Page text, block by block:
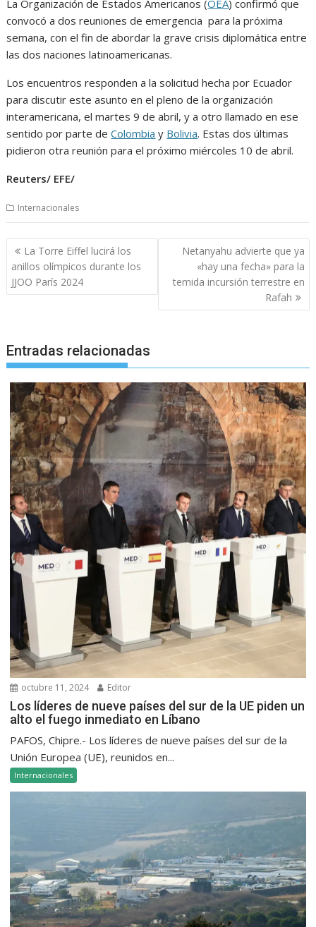
La Organización de Estados Americanos (OEA) confirmó que
convocó a dos reuniones de emergencia para la próxima
semana, con el fin de abordar la grave crisis diplomática entre
las dos naciones latinoamericanas.
Los encuentros responden a la solicitud hecha por Ecuador
para discutir este asunto en el pleno de la organización
interamericana, el martes 9 de abril, y a otro llamado en ese
sentido por parte deColombia y Bolivia. Estas dos últimas
pidieron otra reunión para el próximo miércoles 10 de abril.
Reuters/ EFE/
Internacionales
Navegación
de
entradas
La Torre Eiffel lucirá los
anillos olímpicos durante los
JJOO París 2024
Netanyahu advierte que ya
«hay una fecha» para la
temida incursión terrestre en
Rafah
Entradas relacionadas
octubre 11, 2024 Editor
Los líderes de nueve países del sur de la UE piden un
alto el fuego inmediato en Líbano
PAFOS, Chipre.- Los líderes de nueve países del sur de la
Unión Europea (UE), reunidos en...
Internacionales